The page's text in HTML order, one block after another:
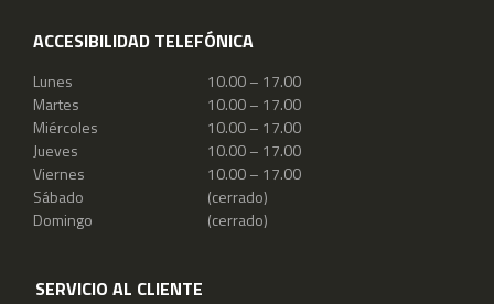
ACCESIBILIDAD TELEFÓNICA
Lunes
10.00 – 17.00
Martes
10.00 – 17.00
Miércoles
10.00 – 17.00
Jueves
10.00 – 17.00
Viernes
10.00 – 17.00
Sábado
(cerrado)
Domingo
(cerrado)
SERVICIO AL CLIENTE